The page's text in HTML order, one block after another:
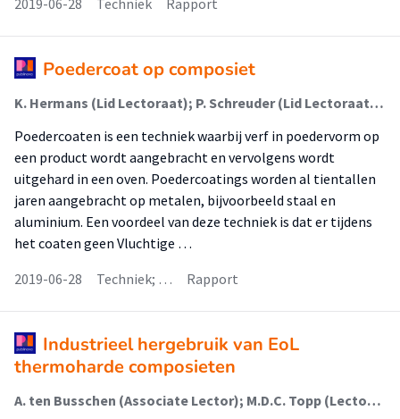
2019-06-28
Techniek Rapport
Poedercoat op composiet
K. Hermans (Lid Lectoraat); P. Schreuder (Lid Lectoraat); N.P. Boks (Docent); M.D.C. Topp (Lector)
Poedercoaten is een techniek waarbij verf in poedervorm op
een product wordt aangebracht en vervolgens wordt
uitgehard in een oven. Poedercoatings worden al tientallen
jaren aangebracht op metalen, bijvoorbeeld staal en
aluminium. Een voordeel van deze techniek is dat er tijdens
het coaten geen Vluchtige …
2019-06-28
Techniek; … Rapport
Industrieel hergebruik van EoL
thermoharde composieten
A. ten Busschen (Associate Lector); M.D.C. Topp (Lector); J. Bouwmeester (Onderzoeker); P. Schreuder (Onderzoeker); P. Bosman (Onderzoeker); E. Roetman (Onderzoeker)